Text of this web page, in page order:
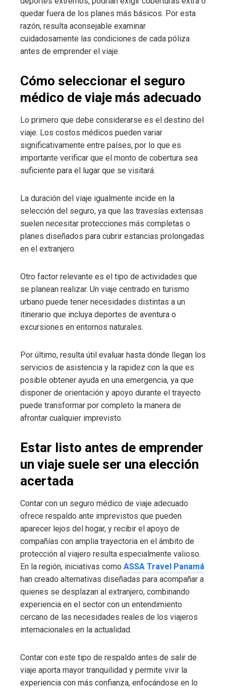
quedar fuera de los planes más básicos. Por esta
razón, resulta aconsejable examinar
cuidadosamente las condiciones de cada póliza
antes de emprender el viaje.
Cómo seleccionar el seguro
médico de viaje más adecuado
Lo primero que debe considerarse es el destino del
viaje. Los costos médicos pueden variar
significativamente entre países, por lo que es
importante verificar que el monto de cobertura sea
suficiente para el lugar que se visitará.
La duración del viaje igualmente incide en la
selección del seguro, ya que las travesías extensas
suelen necesitar protecciones más completas o
planes diseñados para cubrir estancias prolongadas
en el extranjero.
Otro factor relevante es el tipo de actividades que
se planean realizar. Un viaje centrado en turismo
urbano puede tener necesidades distintas a un
itinerario que incluya deportes de aventura o
excursiones en entornos naturales.
Por último, resulta útil evaluar hasta dónde llegan los
servicios de asistencia y la rapidez con la que es
posible obtener ayuda en una emergencia, ya que
disponer de orientación y apoyo durante el trayecto
puede transformar por completo la manera de
afrontar cualquier imprevisto.
Estar listo antes de emprender
un viaje suele ser una elección
acertada
Contar con un seguro médico de viaje adecuado
ofrece respaldo ante imprevistos que pueden
aparecer lejos del hogar, y recibir el apoyo de
compañías con amplia trayectoria en el ámbito de
protección al viajero resulta especialmente valioso.
En la región, iniciativas como ASSA Travel Panamá
han creado alternativas diseñadas para acompañar a
quienes se desplazan al extranjero, combinando
experiencia en el sector con un entendimiento
cercano de las necesidades reales de los viajeros
internacionales en la actualidad.
Contar con este tipo de respaldo antes de salir de
viaje aporta mayor tranquilidad y permite vivir la
experiencia con más confianza, enfocándose en lo